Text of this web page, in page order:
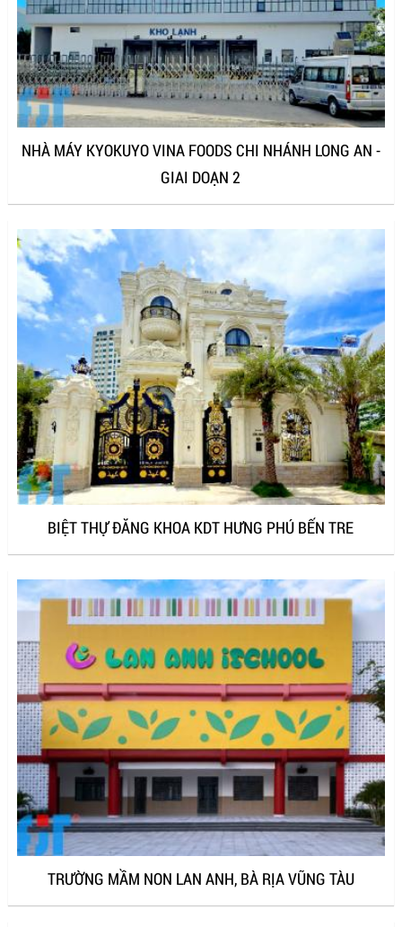
NHÀ MÁY KYOKUYO VINA FOODS CHI NHÁNH LONG AN -
GIAI DOẠN 2
BIỆT THỰ ĐĂNG KHOA KDT HƯNG PHÚ BẾN TRE
TRƯỜNG MẦM NON LAN ANH, BÀ RỊA VŨNG TÀU